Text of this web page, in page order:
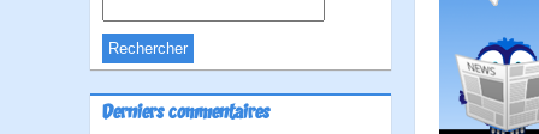
Derniers commentaires